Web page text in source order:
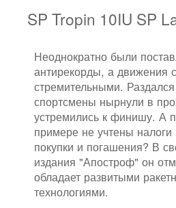
SP Tropin 10IU SP
Неоднократно были
антирекорды, а движения
стремительными. Раздался
спортсмены нырнули в
устремились к финишу. А
примере не учтены налоги
покупки и погашения? В
издания "Апостроф" он
обладает развитыми
технологиями.